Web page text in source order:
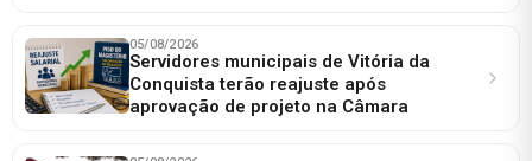
05/08/2026
Servidores municipais de Vitória da
Conquista terão reajuste após
aprovação de projeto na Câmara